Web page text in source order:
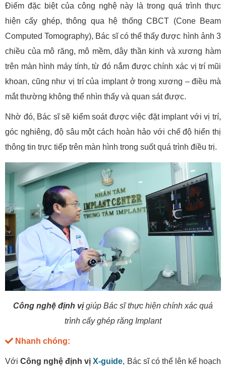
Điểm đặc biệt của công nghệ này là trong quá trình thực
hiện cấy ghép, thông qua hệ thống CBCT (Cone Beam
Computed Tomography), Bác sĩ có thể thấy được hình ảnh 3
chiều của mô răng, mô mềm, dây thần kinh và xương hàm
trên màn hình máy tính, từ đó nắm được chính xác vị trí mũi
khoan, cũng như vị trí của implant ở trong xương – điều mà
mắt thường không thể nhìn thấy và quan sát được.
Nhờ đó, Bác sĩ sẽ kiểm soát được việc đặt implant với vị trí,
góc nghiêng, độ sâu một cách hoàn hảo với chế độ hiển thị
thông tin trực tiếp trên màn hình trong suốt quá trình điều trị.
Công nghệ định vịgiúp Bác sĩ thực hiện chính xác quá
trình cấy ghép răng Implant
Nhanh chóng:
VớiCông nghệ định vịX-guide, Bác sĩ có thể lên kế hoạch